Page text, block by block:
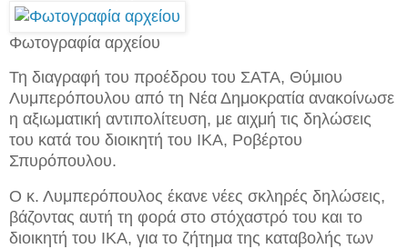
Φωτογραφία αρχείου
Τη διαγραφή του προέδρου του ΣΑΤΑ, Θύμιου
Λυμπερόπουλου από τη Νέα Δημοκρατία ανακοίνωσε
η αξιωματική αντιπολίτευση, με αιχμή τις δηλώσεις
του κατά του διοικητή του ΙΚΑ, Ροβέρτου
Σπυρόπουλου.
Ο κ. Λυμπερόπουλος έκανε νέες σκληρές δηλώσεις,
βάζοντας αυτή τη φορά στο στόχαστρό του και το
διοικητή του ΙΚΑ, για το ζήτημα της καταβολής των